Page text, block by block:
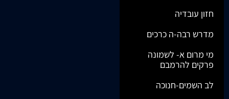
חזון עובדיה
מדרש רבה-ה כרכים
מי מרום א- לשמונה
פרקים להרמבם
לב השמים-חנוכה